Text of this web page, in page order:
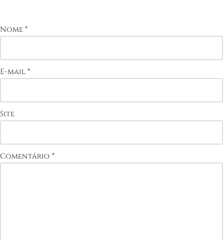
Nome*
E-mail*
Site
Comentário *